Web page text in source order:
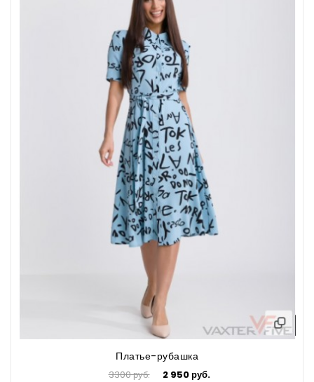
Платье-рубашка
3300 руб. 2 950 руб.